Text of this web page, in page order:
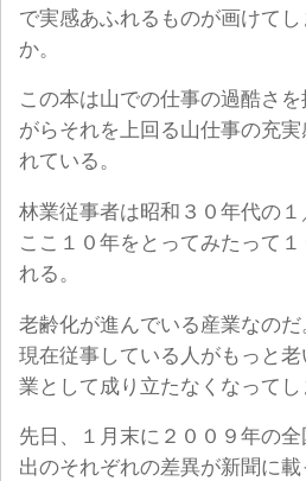
で実感あふれるものが画けて
か。
この本は山での仕事の過酷さ
がらそれを上回る山仕事の充
れている。
林業従事者は昭和３０年代の１
ここ１０年をとってみたって
れる。
老齢化が進んでいる産業なのだ
現在従事している人がもっと
業として成り立たなくなってし
先日、１月末に２００９年の
出のそれぞれの差異が新聞に載